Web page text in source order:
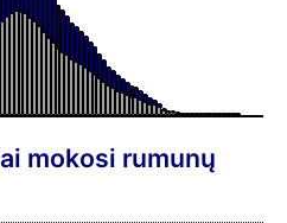
mokosi rumunų